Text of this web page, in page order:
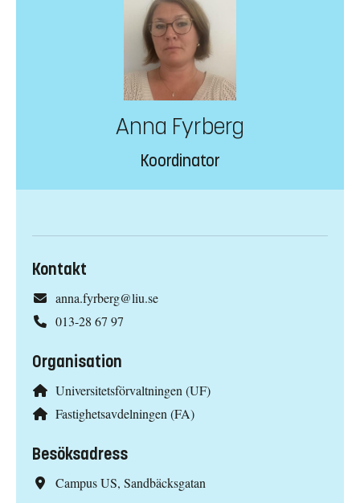
Anna Fyrberg
Koordinator
Kontakt
anna.fyrberg@liu.se
013-28 67 97
Organisation
Universitetsförvaltningen (UF)
Fastighetsavdelningen (FA)
Besöksadress
Campus US, Sandbäcksgatan